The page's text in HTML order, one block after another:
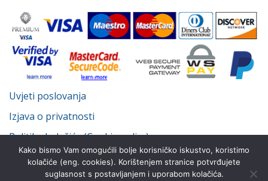
Uvjeti poslovanja
Izjava o privatnosti
Politika kolačića (Cookie policy)
Kako bismo Vam omogućili bolje korisničko iskustvo, koristimo
kolačiće (eng. cookies). Korištenjem stranice potvrđujete
suglasnost s postavljanjem i uporabom kolačića.